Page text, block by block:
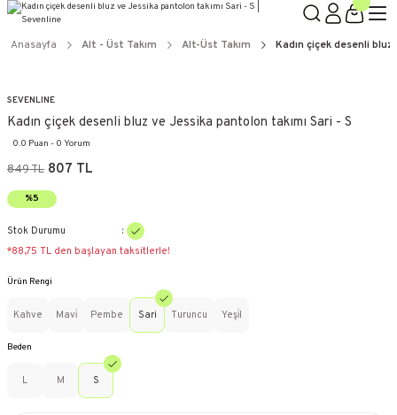
Anasayfa Alt - Üst Takım Alt-Üst Takım Kadın çiçek desenli
SEVENLINE
Kadın çiçek desenli bluz ve Jessika pantolon takımı Sari - S
0.0 Puan - 0 Yorum
849 TL 807 TL
%5
Stok Durumu
*88,75 TL den başlayan taksitlerle!
Ürün Rengi
Kahve Mavi̇ Pembe Sari Turuncu Yeşi̇l
Beden
L M S